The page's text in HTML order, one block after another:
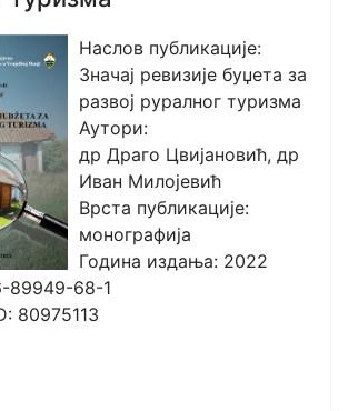
Наслов публикације:
Значај ревизије буџета за
развој руралног туризма
Аутори:
др Драго Цвијановић, др
Иван Милојевић
Врста публикације:
монографија
Година издања: 2022
89949-68-1
80975113